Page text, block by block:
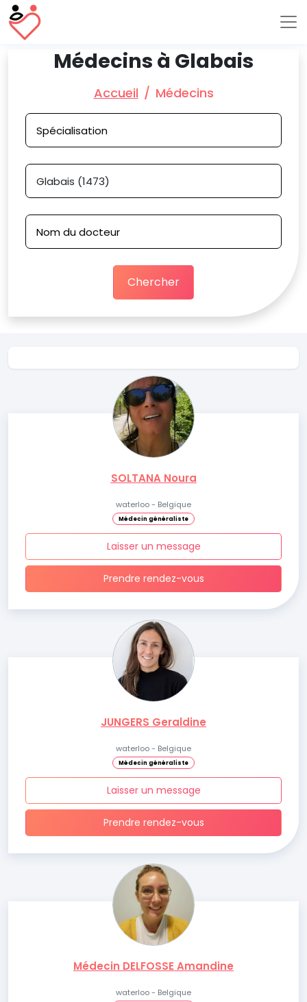
Médecins à Glabais
Accueil Médecins
Chercher
SOLTANA Noura
waterloo - Belgique
Médecin généraliste
Laisser un message
Prendre rendez-vous
JUNGERS Geraldine
waterloo - Belgique
Médecin généraliste
Laisser un message
Prendre rendez-vous
Médecin DELFOSSE Amandine
waterloo - Belgique